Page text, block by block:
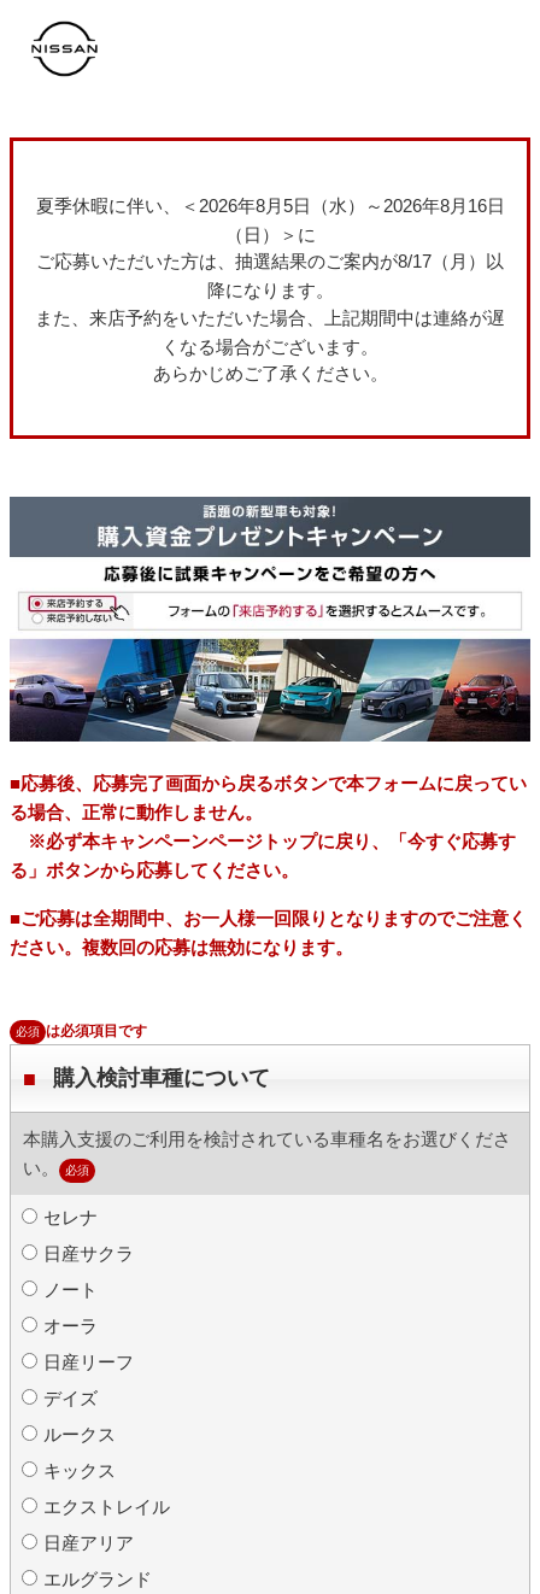
ス
夏季休暇に伴い、＜2026年8月5日（水）～2026年8月16日
（日）＞に
ご応募いただいた方は、抽選結果のご案内が8/17（月）以
降になります。
また、来店予約をいただいた場合、上記期間中は連絡が遅
くなる場合がございます。
あらかじめご了承ください。
■応募後、応募完了画面から戻るボタンで本フォームに戻ってい
る場合、正常に動作しません。
※必ず本キャンペーンページトップに戻り、「今すぐ応募す
る」ボタンから応募してください。
■ご応募は全期間中、お一人様一回限りとなりますのでご注意く
ださい。複数回の応募は無効になります。
必須 は必須項目です
購入検討車種について
本購入支援のご利用を検討されている車種名をお選びくださ
い。
必須
セレナ
日産サクラ
ノート
オーラ
日産リーフ
デイズ
ルークス
キックス
エクストレイル
日産アリア
エルグランド